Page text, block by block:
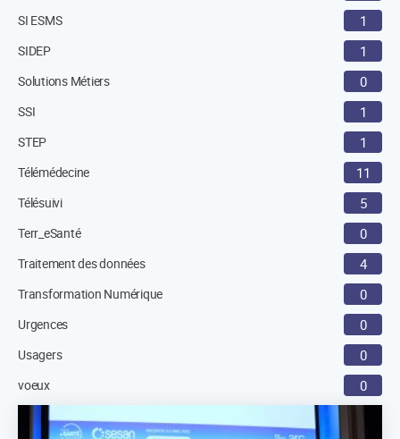
SI ESMS 1
SIDEP 1
Solutions Métiers 0
SSI 1
STEP 1
Télémédecine 11
Télésuivi 5
Terr_eSanté 0
Traitement des données 4
Transformation Numérique 0
Urgences 0
Usagers 0
voeux 0